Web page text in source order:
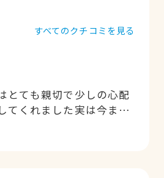
とても親切で少しの心配
てくれました実は今まで
したが愛犬が具合悪くな
ってた所友人のかかりつ
すべてのクチコミを見る